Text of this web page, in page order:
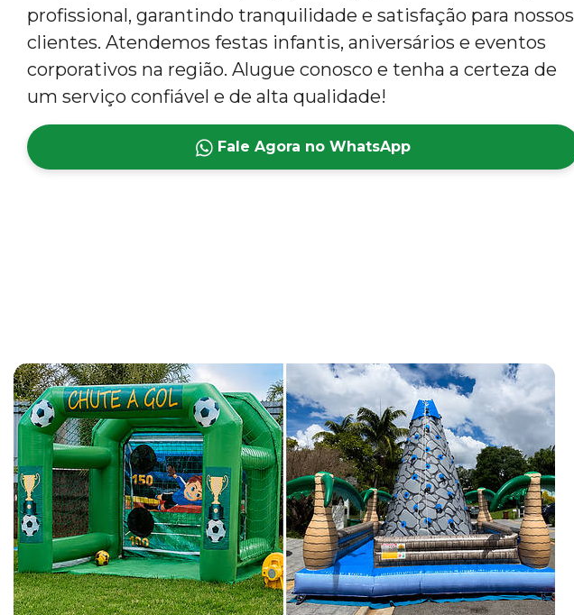
profissional, garantindo tranquilidade e satisfação para nossos
clientes. Atendemos festas infantis, aniversários e eventos
corporativos na região. Alugue conosco e tenha a certeza de
um serviço confiável e de alta qualidade!
Fale Agora no WhatsApp